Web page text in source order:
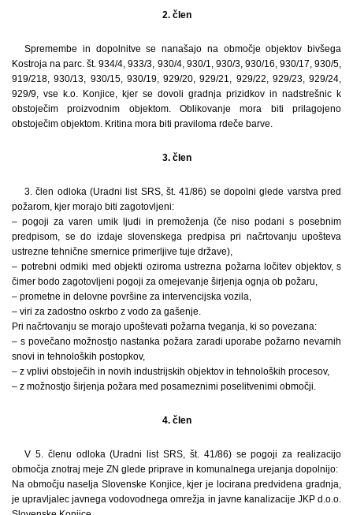
2. člen
Spremembe in dopolnitve se nanašajo na območje objektov bivšega
Kostroja na parc. št. 934/4, 933/3, 930/4, 930/1, 930/3, 930/16, 930/17, 930/5,
919/218, 930/13, 930/15, 930/19, 929/20, 929/21, 929/22, 929/23, 929/24,
929/9, vse k.o. Konjice, kjer se dovoli gradnja prizidkov in nadstrešnic k
obstoječim proizvodnim objektom. Oblikovanje mora biti prilagojeno
obstoječim objektom. Kritina mora biti praviloma rdeče barve.
3. člen
3. člen odloka (Uradni list SRS, št. 41/86) se dopolni glede varstva pred
požarom, kjer morajo biti zagotovljeni:
– pogoji za varen umik ljudi in premoženja (če niso podani s posebnim
predpisom, se do izdaje slovenskega predpisa pri načrtovanju upošteva
ustrezne tehnične smernice primerljive tuje države),
– potrebni odmiki med objekti oziroma ustrezna požarna ločitev objektov, s
čimer bodo zagotovljeni pogoji za omejevanje širjenja ognja ob požaru,
– prometne in delovne površine za intervencijska vozila,
– viri za zadostno oskrbo z vodo za gašenje.
Pri načrtovanju se morajo upoštevati požarna tveganja, ki so povezana:
– s povečano možnostjo nastanka požara zaradi uporabe požarno nevarnih
snovi in tehnoloških postopkov,
– z vplivi obstoječih in novih industrijskih objektov in tehnoloških procesov,
– z možnostjo širjenja požara med posameznimi poselitvenimi območji.
4. člen
V 5. členu odloka (Uradni list SRS, št. 41/86) se pogoji za realizacijo
območja znotraj meje ZN glede priprave in komunalnega urejanja dopolnijo:
Na območju naselja Slovenske Konjice, kjer je locirana predvidena gradnja,
je upravljalec javnega vodovodnega omrežja in javne kanalizacije JKP d.o.o.